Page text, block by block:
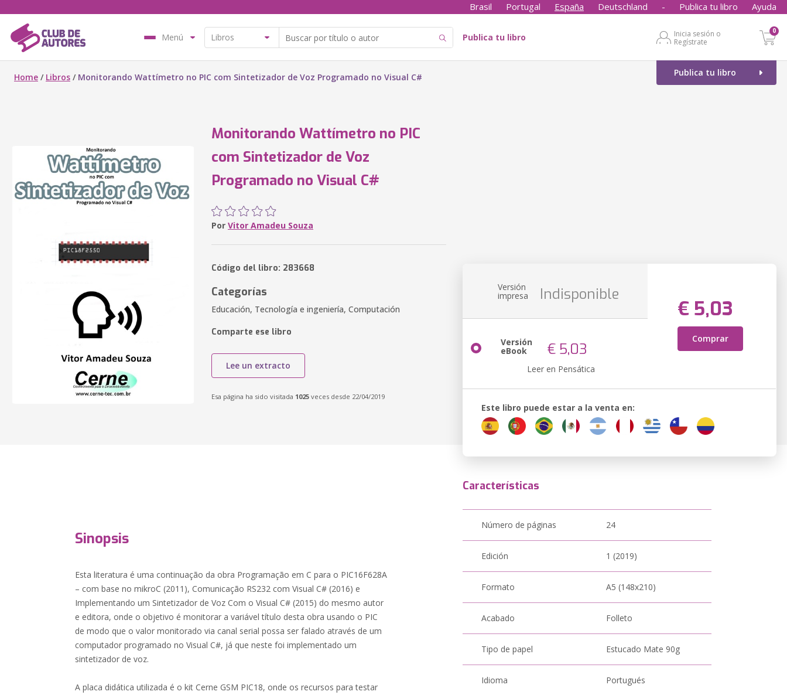
Brasil Portugal España Deutschland - Publica tu libro Ayuda
Menú Publica tu libro
Inicia sesión o
Regístrate
0
Publica tu libro
Home / Libros / Monitorando Wattímetro no PIC com Sintetizador de Voz Programado no Visual C#
Monitorando Wattímetro no PIC
com Sintetizador de Voz
Programado no Visual C#
Por Vitor Amadeu Souza
Código del libro: 283668
Categorías
Educación, Tecnología e ingeniería, Computación
Comparte ese libro
Lee un extracto
Esa página ha sido visitada 1025 veces desde 22/04/2019
Versión
impresa Indisponible
€ 5,03
Comprar
Versión
eBook € 5,03
Leer en Pensática
Este libro puede estar a la venta en:
Sinopsis
Esta literatura é uma continuação da obra Programação em C para o PIC16F628A
– com base no mikroC (2011), Comunicação RS232 com Visual C# (2016) e
Implementando um Sintetizador de Voz Com o Visual C# (2015) do mesmo autor
e editora, onde o objetivo é monitorar a variável título desta obra usando o PIC
de modo que o valor monitorado via canal serial possa ser falado através de um
computador programado no Visual C#, já que neste foi implementado um
sintetizador de voz.
A placa didática utilizada é o kit Cerne GSM PIC18, onde os recursos para testar
Características
Número de páginas 24
Edición 1 (2019)
Formato A5 (148x210)
Acabado Folleto
Tipo de papel Estucado Mate 90g
Idioma Portugués